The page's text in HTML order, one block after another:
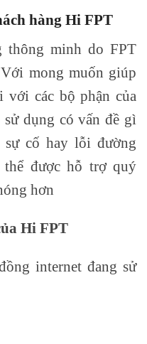
hàng Hi FPT
thông minh do FPT
mong muốn giúp
với các bộ phận của
dụng có vấn đề gì
sự cố hay lỗi đường
được hỗ trợ quý
hơn
Hi FPT
internet đang sử